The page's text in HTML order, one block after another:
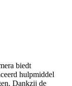
biedt
hulpmiddel
Dankzij de